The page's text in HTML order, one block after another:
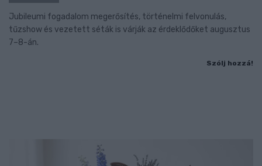
Jubileumi fogadalom megerősítés, történelmi felvonulás,
tűzshow és vezetett séták is várják az érdeklődőket augusztus
7–8-án.
Szólj hozzá!